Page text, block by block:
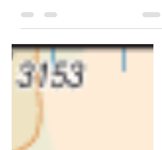
fréquentes, elles ne suffisent pas à mener
à bien et dans les...